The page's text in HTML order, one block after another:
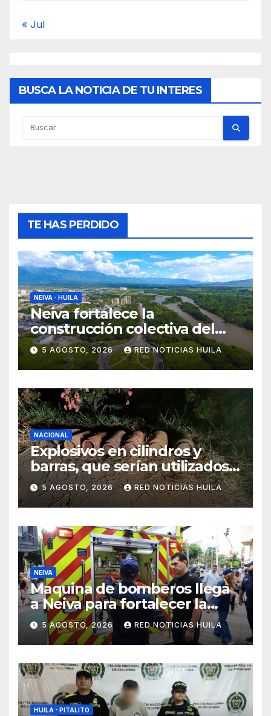
« Jul
BUSCA LA NOTICIA DE TU INTERES
TE HAS PERDIDO
NEIVA - HUILA
Neiva fortalece la
construcción colectiva del
POT
5 AGOSTO, 2026 RED NOTICIAS HUILA
NACIONAL
Explosivos en cilindros y
barras, que serían utilizados
en Cali, fueron incautados
por la Policía
5 AGOSTO, 2026 RED NOTICIAS HUILA
NEIVA
Maquina de bomberos llega
a Neiva para fortalecer la
asistencia en las
emergencias ocasionadas
por el fenómeno del niño
5 AGOSTO, 2026 RED NOTICIAS HUILA
HUILA - PITALITO